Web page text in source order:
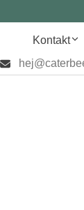
Kontakt